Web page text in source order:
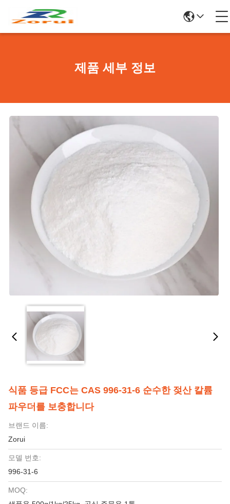
제품 세부 정보
식품 등급 FCC는 CAS 996-31-6 순수한 젖산 칼륨
파우더를 보충합니다
브랜드 이름:
Zorui
모델 번호:
996-31-6
MOQ: